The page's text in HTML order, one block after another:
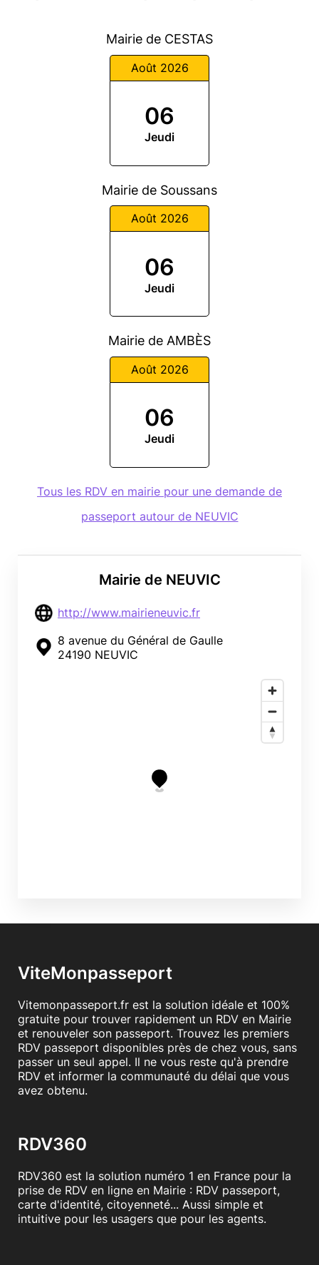
Mairie de NEUVIC
http://www.mairieneuvic.fr
8 avenue du Général de Gaulle
24190 NEUVIC
Mairie de CESTAS
Août 2026
06
Jeudi
Mairie de Soussans
Août 2026
06
Jeudi
Mairie de AMBÈS
Août 2026
06
Jeudi
Tous les RDV en mairie pour une demande de
passeport autour de NEUVIC
ViteMonpasseport
Vitemonpasseport.fr est la solution idéale et 100%
gratuite pour trouver rapidement un RDV en Mairie
et renouveler son passeport. Trouvez les premiers
RDV passeport disponibles près de chez vous, sans
passer un seul appel. Il ne vous reste qu'à prendre
RDV et informer la communauté du délai que vous
avez obtenu.
RDV360
RDV360 est la solution numéro 1 en France pour la
prise de RDV en ligne en Mairie : RDV passeport,
carte d'identité, citoyenneté... Aussi simple et
intuitive pour les usagers que pour les agents.